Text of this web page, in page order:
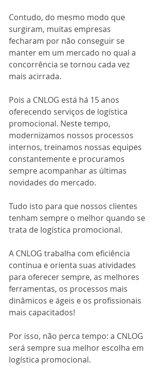
Contudo, do mesmo modo que
surgiram, muitas empresas
fecharam por não conseguir se
manter em um mercado no qual a
concorrência se tornou cada vez
mais acirrada.
Pois a CNLOG está há 15 anos
oferecendo serviços de logística
promocional. Neste tempo,
modernizamos nossos processos
internos, treinamos nossas equipes
constantemente e procuramos
sempre acompanhar as últimas
novidades do mercado.
Tudo isto para que nossos clientes
tenham sempre o melhor quando se
trata de logística promocional.
A CNLOG trabalha com eficiência
contínua e orienta suas atividades
para oferecer sempre, as melhores
ferramentas, os processos mais
dinâmicos e ágeis e os profissionais
mais capacitados!
Por isso, não perca tempo: a CNLOG
será sempre sua melhor escolha em
logística promocional.